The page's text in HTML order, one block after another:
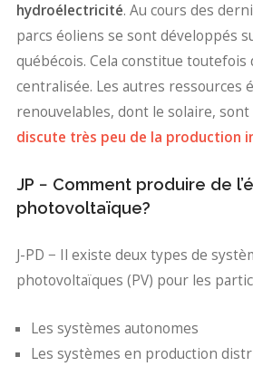
hydroélectricité. Au cours des
parcs éoliens se sont développés
québécois. Cela constitue toutefois
centralisée. Les autres ressources
renouvelables, dont le solaire,
discute très peu de la production
JP − Comment produire de
photovoltaïque?
J-PD − Il existe deux types de
photovoltaïques (PV) pour les
Les systèmes autonomes
Les systèmes en production